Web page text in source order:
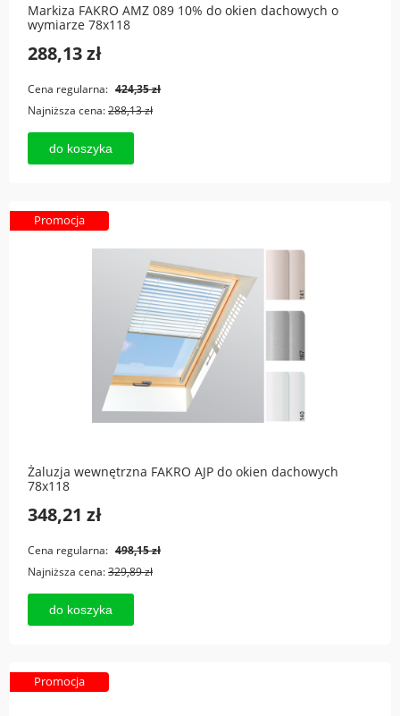
Markiza FAKRO AMZ 089 10% do okien dachowych o
wymiarze 78x118
288,13 zł
Cena regularna: 424,35 zł
Najniższa cena:288,13 zł
do koszyka
Żaluzja wewnętrzna FAKRO AJP do okien dachowych
78x118
348,21 zł
Cena regularna: 498,15 zł
Najniższa cena:329,89 zł
do koszyka
Promocja
Promocja